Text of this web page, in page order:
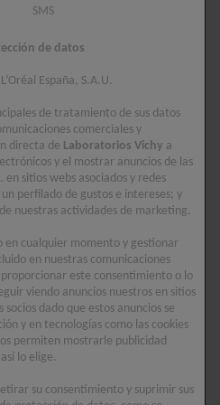
y waterproof de
que ayuda a
a calmar la delicada
las pestañas y a calmar la zona
DE VICHY
de Vichy, rica en 15 minerales
la barrera cutánea.
SMS
de datos
España, S.A.U.
de tratamiento de sus datos
comerciales y
directa de Laboratorios Vichy a
y el mostrar anuncios de las
en sitios webs asociados y redes
perfilado de gustos e intereses; y
nuestras actividades de marketing.
cualquier momento y gestionar
en nuestras comunicaciones
este consentimiento o lo
viendo anuncios nuestros en sitios
dado que estos anuncios se
y en tecnologías como las cookies
permiten mostrarle publicidad
lo elige.
su consentimiento y suprimir sus